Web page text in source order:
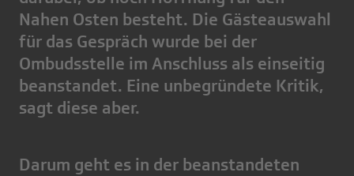
Nahen Osten besteht. Die Gästeauswahl
für das Gespräch wurde bei der
Ombudsstelle im Anschluss als einseitig
beanstandet. Eine unbegründete Kritik,
sagt diese aber.
Darum geht es in der beanstandeten